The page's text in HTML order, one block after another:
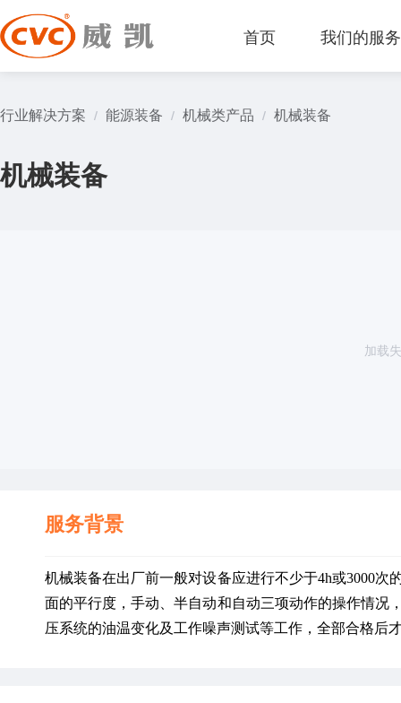
首页 我们的服务
行业解决方案 / 能源装备 / 机械类产品 / 机械装备
机械装备
加载
服务背景
机械装备在出厂前一般对设备应进行不少于4h或3000
面的平行度，手动、半自动和自动三项动作的操作情况
压系统的油温变化及工作噪声测试等工作，全部合格后